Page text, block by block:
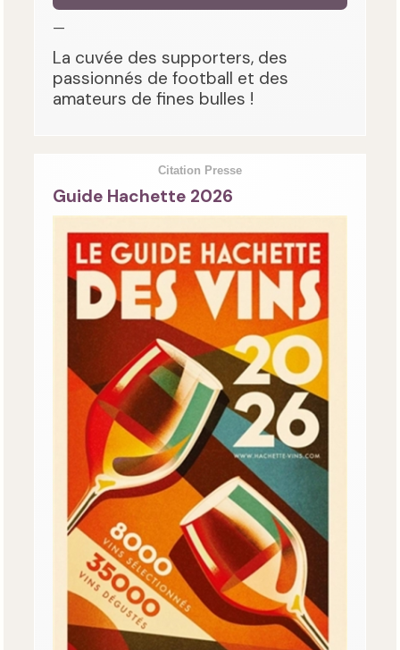
—
La cuvée des supporters, des
passionnés de football et des
amateurs de fines bulles !
Citation Presse
Guide Hachette 2026